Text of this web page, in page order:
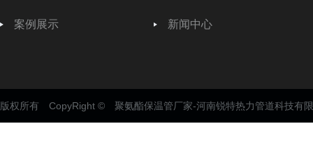
案例展示 新闻中心
版权所有 CopyRight © 聚氨酯保温管厂家-河南锐特热力管道科技有